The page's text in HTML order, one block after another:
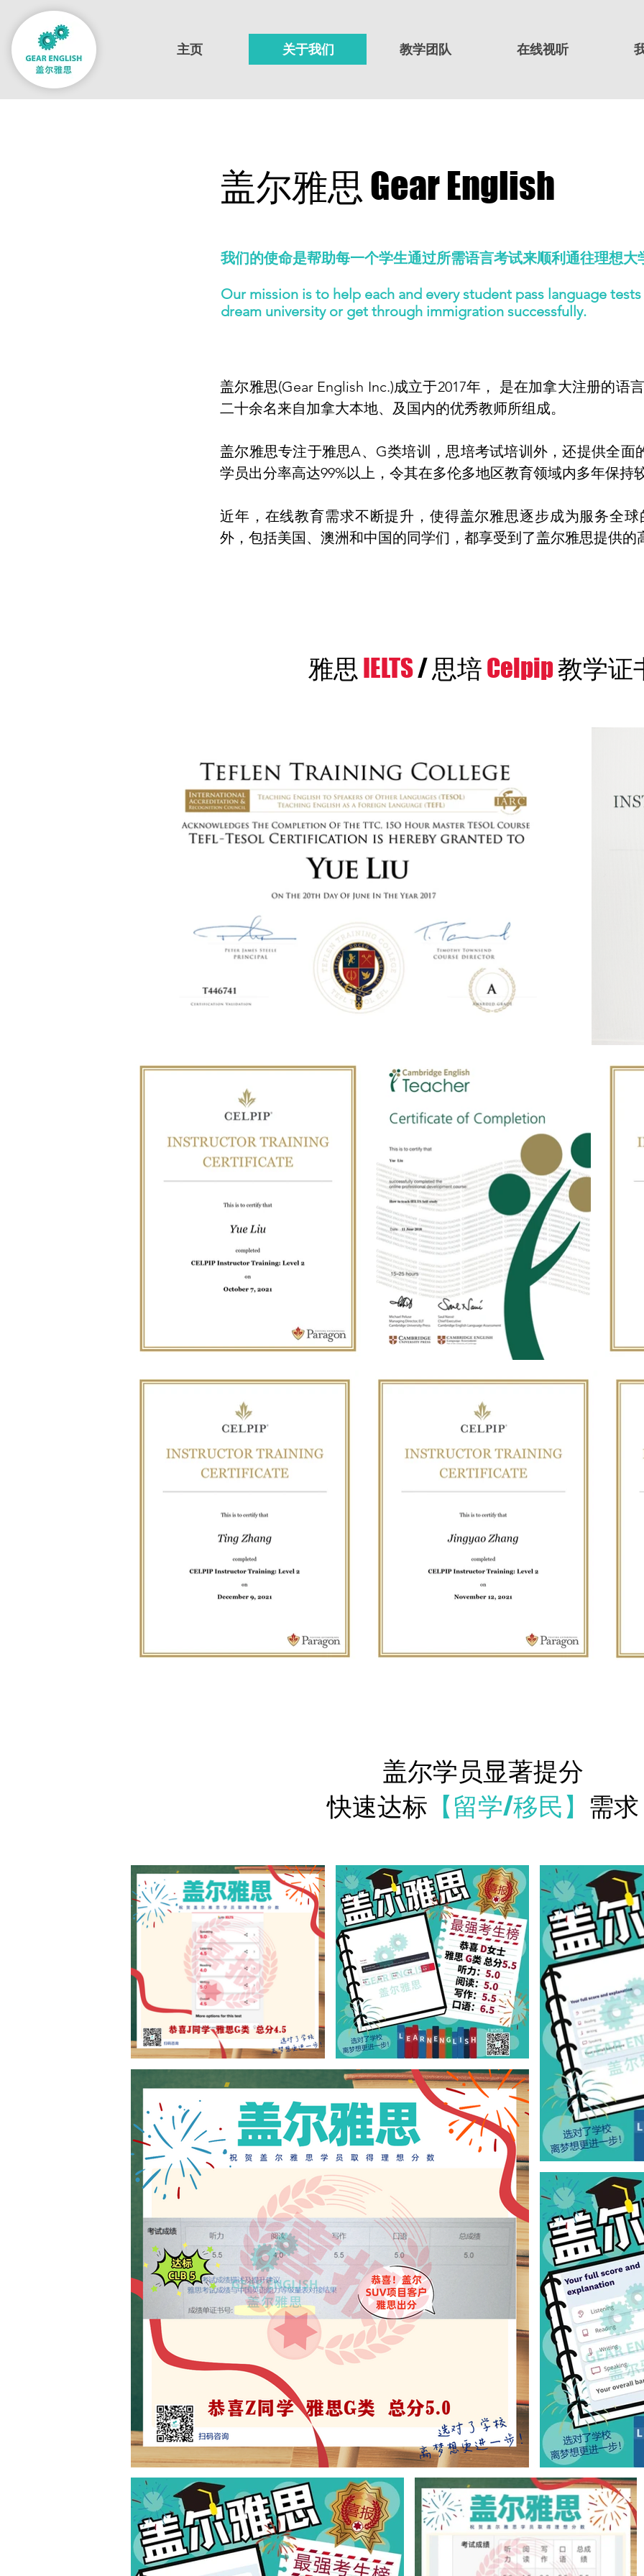
主页 关于我们 教学团队 在线视听
​盖尔雅思 Gear English
我们的使命是帮助每一个学生通过所需语言考试来顺利通往理想大
Our mission is to help each and every student pass language
dream university or get through immigration successfully.
盖尔雅思(Gear English Inc.)成立于2017年， 是在加拿大注册的语
二十余名来自加拿大本地、及国内的优秀教师所组成。
盖尔雅思专注于雅思A、G类培训，思培考试培训外，还提供全面
学员出分率高达99%以上，令其在多伦多地区教育领域内多年保持
近年，在线教育需求不断提升，使得盖尔雅思逐步成为服务全
外，包括美国、澳洲和中国的同学们，都享受到了盖尔雅思提供的
雅思 IELTS/ 思培Celpip教学证
盖尔学员显著提分
快速达标 【留学/移民】 需求